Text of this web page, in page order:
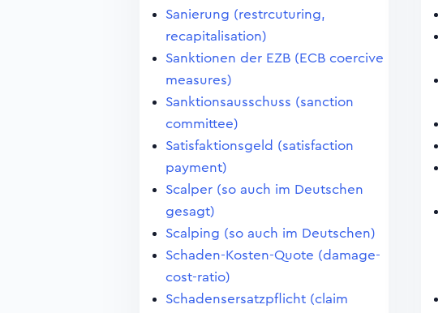
Sanierung (restrcuturing,
recapitalisation)
Sanktionen der EZB (ECB coercive
measures)
Sanktionsausschuss (sanction
committee)
Satisfaktionsgeld (satisfaction
payment)
Scalper (so auch im Deutschen
gesagt)
Scalping (so auch im Deutschen)
Schaden-Kosten-Quote (damage-
cost-ratio)
Schadensersatzpflicht (claim